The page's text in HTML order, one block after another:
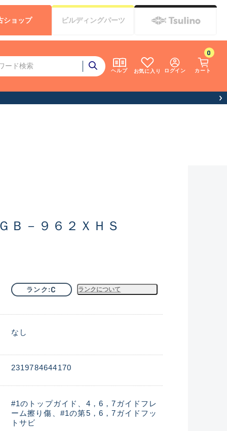
ヘルプ お気に入り ログイン カート
0
ショップ ビルディングパーツ
業について）
Ｂ－９６２ＸＨＳ
ランク C ランクについて
なし
2319784644170
#1のトップガイド、4，6，7ガイドフレ
ーム擦り傷、#1の第5，6，7ガイドフッ
トサビ